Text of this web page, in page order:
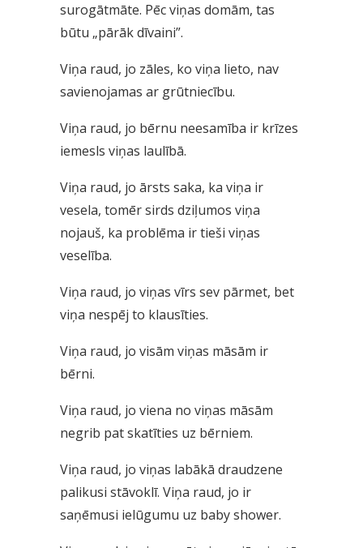
surogātmāte. Pēc viņas domām, tas
būtu „pārāk dīvaini”.
Viņa raud, jo zāles, ko viņa lieto, nav
savienojamas ar grūtniecību.
Viņa raud, jo bērnu neesamība ir krīzes
iemesls viņas laulībā.
Viņa raud, jo ārsts saka, ka viņa ir
vesela, tomēr sirds dziļumos viņa
nojauš, ka problēma ir tieši viņas
veselība.
Viņa raud, jo viņas vīrs sev pārmet, bet
viņa nespēj to klausīties.
Viņa raud, jo visām viņas māsām ir
bērni.
Viņa raud, jo viena no viņas māsām
negrib pat skatīties uz bērniem.
Viņa raud, jo viņas labākā draudzene
palikusi stāvoklī. Viņa raud, jo ir
saņēmusi ielūgumu uz baby shower.